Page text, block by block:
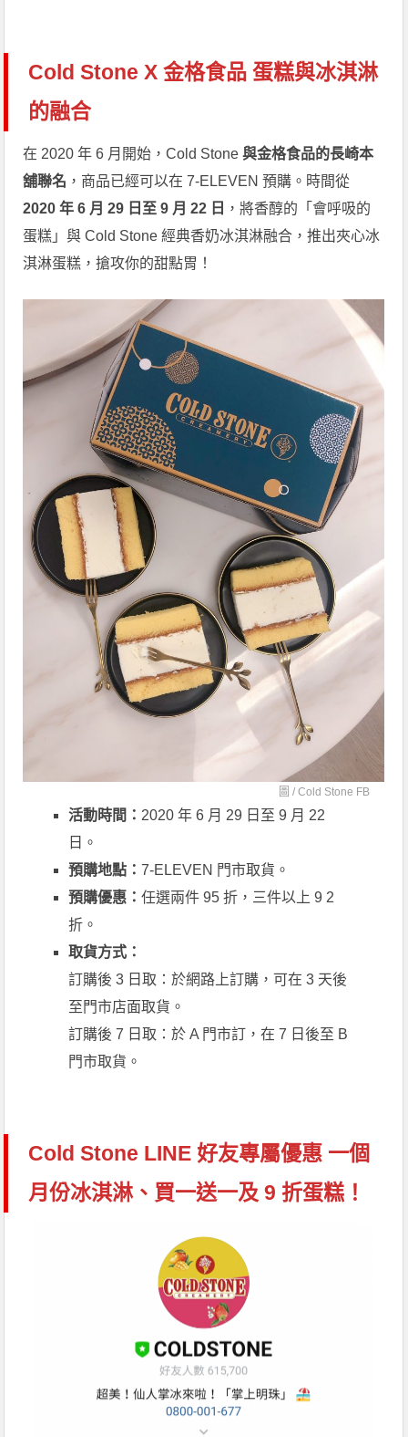
Cold Stone X 金格食品 蛋糕與冰淇淋
的融合
在 2020 年 6 月開始，Cold Stone與金格食品的長崎本
舖聯名 ，商品已經可以在 7-ELEVEN 預購。時間從
2020 年 6 月 29 日至 9 月 22 日 ，將香醇的「會呼吸的
蛋糕」與 Cold Stone 經典香奶冰淇淋融合，推出夾心冰
淇淋蛋糕，搶攻你的甜點胃！
圖 / Cold Stone FB
活動時間： 2020 年 6 月 29 日至 9 月 22
日。
預購地點：7-ELEVEN 門市取貨。
預購優惠：任選兩件 95 折，三件以上 9 2
折。
取貨方式：
訂購後 3 日取：於網路上訂購，可在 3 天後
至門市店面取貨。
訂購後 7 日取：於 A 門市訂，在 7 日後至 B
門市取貨。
Cold Stone LINE 好友專屬優惠 一個
月份冰淇淋、買一送一及 9 折蛋糕！